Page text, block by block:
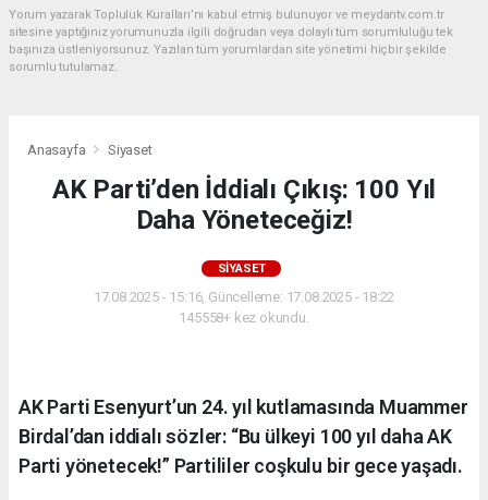
Yorum yazarak Topluluk Kuralları’nı kabul etmiş bulunuyor ve meydantv.com.tr
sitesine yaptığınız yorumunuzla ilgili doğrudan veya dolaylı tüm sorumluluğu tek
başınıza üstleniyorsunuz. Yazılan tüm yorumlardan site yönetimi hiçbir şekilde
sorumlu tutulamaz.
Anasayfa Siyaset
AK Parti’den İddialı Çıkış: 100 Yıl
Daha Yöneteceğiz!
SIYASET
17.08.2025 - 15:16, Güncelleme: 17.08.2025 - 18:22
145558+ kez okundu.
AK Parti Esenyurt’un 24. yıl kutlamasında Muammer
Birdal’dan iddialı sözler: “Bu ülkeyi 100 yıl daha AK
Parti yönetecek!” Partililer coşkulu bir gece yaşadı.